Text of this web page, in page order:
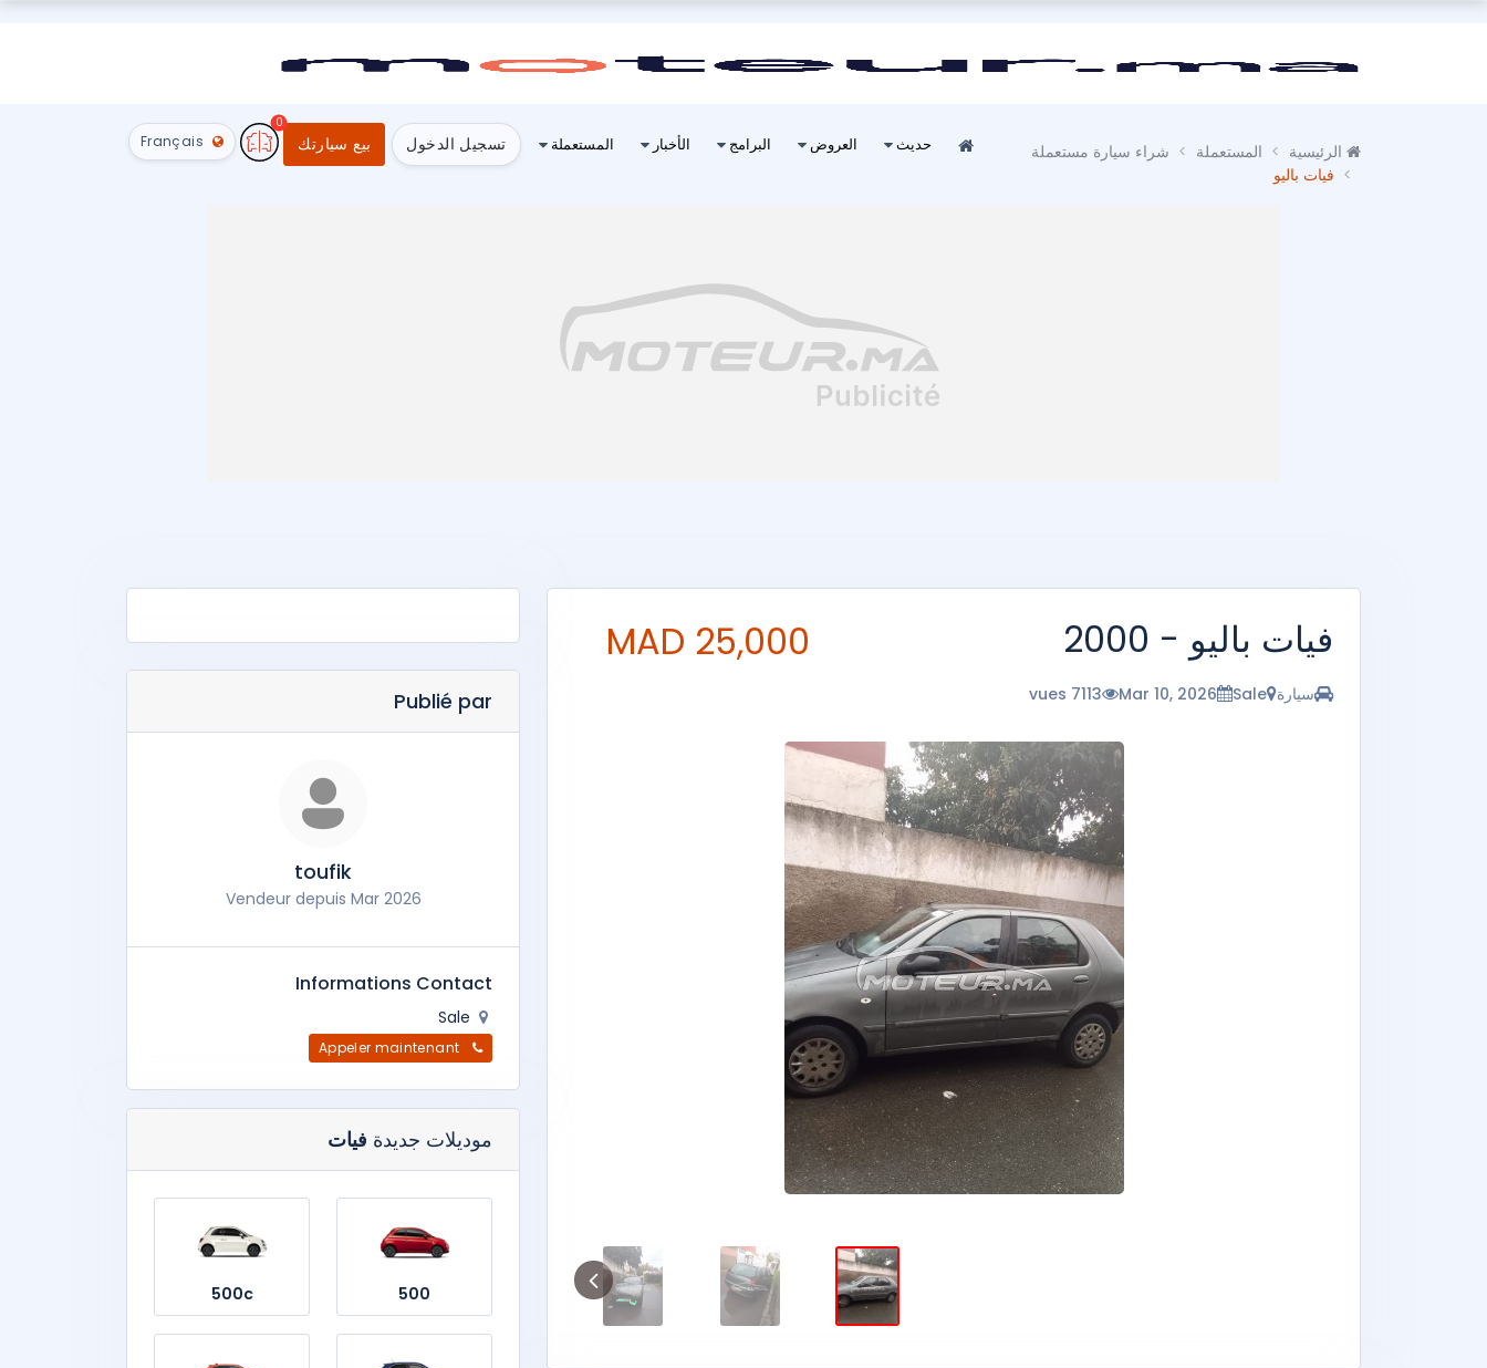
حديث العروض البرامج الأخبار المستعملة تسجيل الدخول بيع سيارتك
0
Français المستعملة
شراء سيارة مستعملة
فيات باليو
فيات باليو - 2000 25,000 MAD
سيارة Sale
Mar 10, 2026
7113 vues
Publié par
toufik
Vendeur depuis Mar 2026
Informations Contact
موديلات جديدة فيات
500
500c